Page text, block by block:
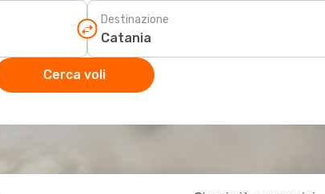
Destinazione
Cerca voli